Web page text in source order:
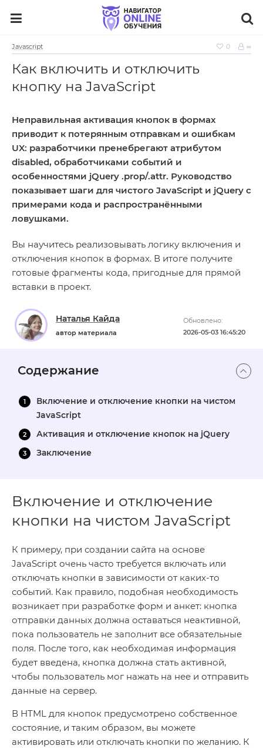
Javascript 0 ∞
Как включить и отключить
кнопку на JavaScript
Неправильная активация кнопок в формах
приводит к потерянным отправкам и ошибкам
UX: разработчики пренебрегают атрибутом
disabled, обработчиками событий и
особенностями jQuery .prop/.attr. Руководство
показывает шаги для чистого JavaScript и jQuery с
примерами кода и распространёнными
ловушками.
Вы научитесь реализовывать логику включения и
отключения кнопок в формах. В итоге получите
готовые фрагменты кода, пригодные для прямой
вставки в проект.
Обновлено:
2026-05-03 16:45:20
Наталья Кайда
автор материала
Содержание
Включение и отключение кнопки на чистом
JavaScript
Активация и отключение кнопок на jQuery
Заключение
Включение и отключение
кнопки на чистом JavaScript
К примеру, при создании сайта на основе
JavaScript очень часто требуется включать или
отключать кнопки в зависимости от каких-то
событий. Как правило, подобная необходимость
возникает при разработке форм и анкет: кнопка
отправки данных должна оставаться неактивной,
пока пользователь не заполнит все обязательные
поля. После того, как необходимая информация
будет введена, кнопка должна стать активной,
чтобы пользователь мог нажать на нее и отправить
данные на сервер.
В HTML для кнопок предусмотрено собственное
состояние, и таким образом, вы можете
активировать или отключать кнопки по желанию. К